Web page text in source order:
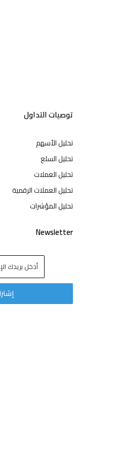
توصيات التداول
تحليل الأسهم
تحليل السلع
تحليل العملات
تحليل العملات الرقمية
تحليل المؤشرات
Newsletter